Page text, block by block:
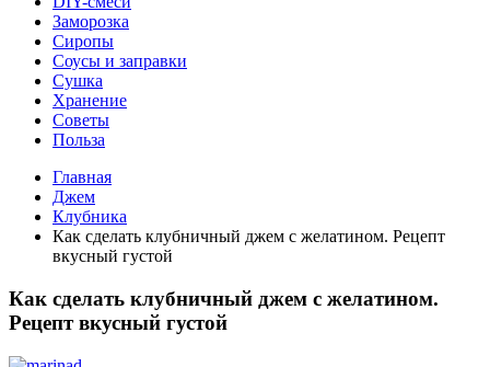
Заморозка
Сиропы
Соусы и заправки
Сушка
Хранение
Советы
Польза
Главная
Джем
Клубника
Как сделать клубничный джем с желатином. Рецепт
вкусный густой
Как сделать клубничный джем с желатином.
Рецепт вкусный густой